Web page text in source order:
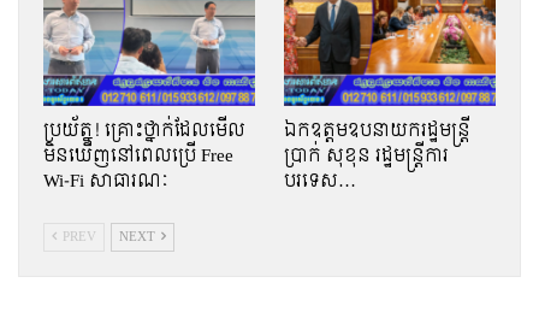
ប្រយ័ត្ន! គ្រោះថ្នាក់ដែលមើល
មិនឃើញនៅពេលប្រើ Free
Wi-Fi សាធារណៈ
ឯកឧត្តមឧបនាយករដ្ឋមន្រ្តី
ប្រាក់ សុខុន រដ្ឋមន្រ្តីការ
បរទេស…
PREV NEXT